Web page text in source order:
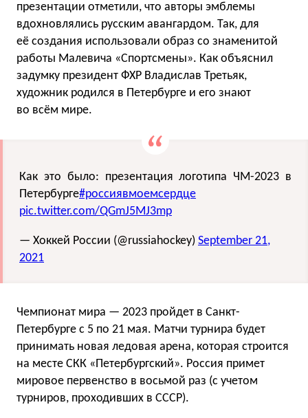
презентации отметили, что авторы эмблемы
вдохновлялись русским авангардом. Так, для
её создания использовали образ со знаменитой
работы Малевича «Спортсмены». Как объяснил
задумку президент ФХР Владислав Третьяк,
художник родился в Петербурге и его знают
во всём мире.
Как это было: презентация логотипа ЧМ-2023 в
Петербурге#россиявмоемсердце
pic.twitter.com/QGmJ5MJ3mp
— Хоккей России (@russiahockey) September 21,
2021
Чемпионат мира — 2023 пройдет в Санкт-
Петербурге с 5 по 21 мая. Матчи турнира будет
принимать новая ледовая арена, которая строится
на месте СКК «Петербургский». Россия примет
мировое первенство в восьмой раз (с учетом
турниров, проходивших в СССР).